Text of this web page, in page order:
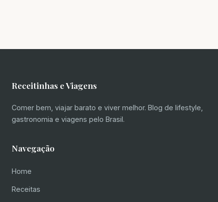
Receitinhas e Viagens
Comer bem, viajar barato e viver melhor. Blog de lifestyle,
gastronomia e viagens pelo Brasil.
Navegação
Home
Receitas